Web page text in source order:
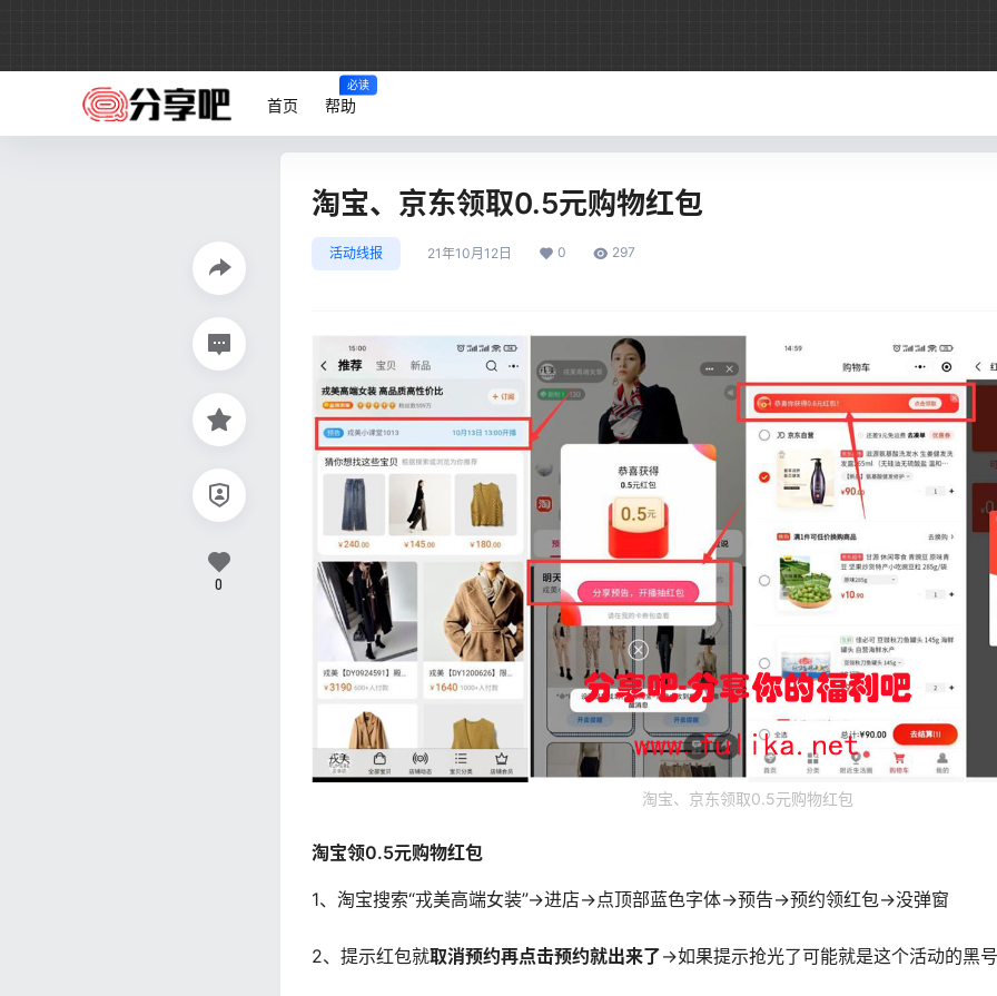
首页 帮助
必读
淘宝、京东领取0.5元购物红包
活动线报 21年10月12日 0 297
淘宝、京东领取0.5元购物红包
淘宝领0.5元购物红包
1、淘宝搜索“戎美高端女装”->进店->点顶部蓝色字体->预告->预约领红包->没弹窗
2、提示红包就取消预约再点击预约就出来了->如果提示抢光了可能就是这个活动的黑
0